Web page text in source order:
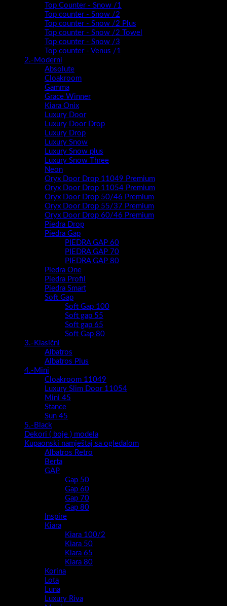
Top Counter - Snow /1
Top counter - Snow /2
Top counter - Snow /2 Plus
Top counter - Snow /2 Towel
Top counter - Snow /3
Top counter - Venus /1
2.-Moderni
Absolute
Cloakroom
Gamma
Grace Winner
Kiara Onix
Luxury Door
Luxury Door Drop
Luxury Drop
Luxury Snow
Luxury Snow plus
Luxury Snow Three
Neon
Oryx Door Drop 11049 Premium
Oryx Door Drop 11054 Premium
Oryx Door Drop 50/46 Premium
Oryx Door Drop 55/37 Premium
Oryx Door Drop 60/46 Premium
Piedra Drop
Piedra Gap
PIEDRA GAP 60
PIEDRA GAP 70
PIEDRA GAP 80
Piedra One
Piedra Profil
Piedra Smart
Soft Gap
Soft Gap 100
Soft gap 55
Soft gap 65
Soft Gap 80
3.-Klasični
Albatros
Albatros Plus
4.-Mini
Cloakroom 11049
Luxury Slim Door 11054
Mini 45
Stance
Sun 45
5.-Black
Dekori ( boje ) modela
Kupaonski namještaj sa ogledalom
Albatros Retro
Berta
GAP
Gap 50
Gap 60
Gap 70
Gap 80
Inspire
Kiara
Kiara 100/2
Kiara 50
Kiara 65
Kiara 80
Korina
Lota
Luna
Luxury Riva